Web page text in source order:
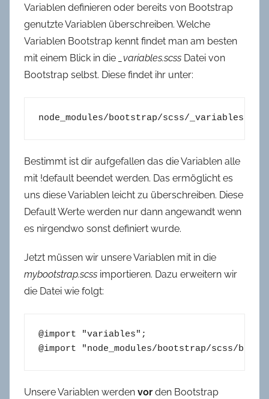
Variablen definieren oder bereits von Bootstrap
genutzte Variablen überschreiben. Welche
Variablen Bootstrap kennt findet man am besten
mit einem Blick in die
_variables.scss Datei von
Bootstrap selbst. Diese findet ihr unter:
node_modules/bootstrap/scss/
Bestimmt ist dir aufgefallen das die Variablen alle
mit !default beendet werden. Das ermöglicht es
uns diese Variablen leicht zu überschreiben. Diese
Default Werte werden nur dann angewandt wenn
es nirgendwo sonst definiert wurde.
Jetzt müssen wir unsere Variablen mit in die
mybootstrap.scss importieren. Dazu erweitern wir
die Datei wie folgt:
@import "variables";
Unsere Variablen werden vor den Bootstrap